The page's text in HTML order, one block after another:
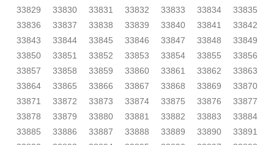
33829
33830 33831 33832 33833 33834
33835
33836
33837 33838 33839 33840 33841
33842
33843
33844 33845 33846 33847 33848
33849
33850
33851 33852 33853 33854 33855
33856
33857
33858 33859 33860 33861 33862
33863
33864
33865 33866 33867 33868 33869
33870
33871
33872 33873 33874 33875 33876
33877
33878
33879 33880 33881 33882 33883
33884
33885
33886 33887 33888 33889 33890
33891